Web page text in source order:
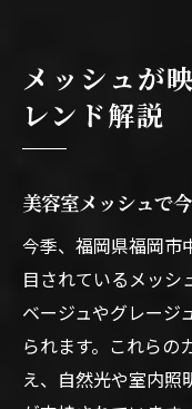
美容室メ
立体感を叶え
メッシュ
美容室メ
メンズ向
福岡で話
メンズ注目の
ホワイト
メッシュが
レンド解説
美容室メッシュで
今季、福岡県福岡市
目されているメッシ
ベージュやグレージ
られます。これらの
え、自然光や室内照